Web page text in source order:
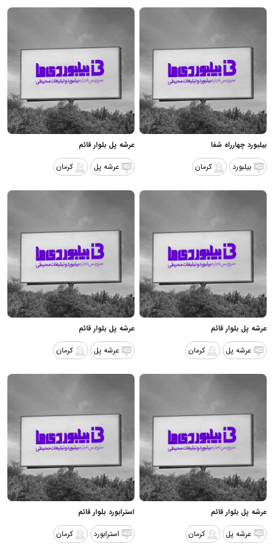
بیلبورد چهارراه شفا
بیلبورد
کرمان
عرشه پل بلوار قائم
عرشه پل
کرمان
عرشه پل بلوار قائم
عرشه پل
کرمان
عرشه پل بلوار قائم
عرشه پل
کرمان
عرشه پل بلوار قائم
عرشه پل
کرمان
استرابورد بلوار قائم
استرابورد
کرمان